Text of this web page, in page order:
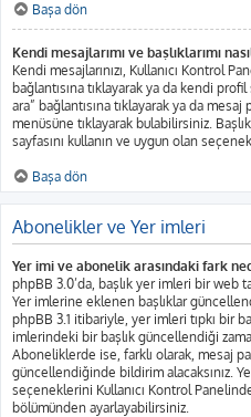
Başa dön
Kendi mesajlarımı ve başlıklarımı
Kendi mesajlarınızı, Kullanıcı Kontrol
bağlantısına tıklayarak ya da kendi profil
ara” bağlantısına tıklayarak ya da mesaj
menüsüne tıklayarak bulabilirsiniz.
sayfasını kullanın ve uygun olan
Başa dön
Abonelikler ve Yer imleri
Yer imi ve abonelik arasındaki fark
phpBB 3.0’da, başlık yer imleri bir web
Yer imlerine eklenen başlıklar
phpBB 3.1 itibariyle, yer imleri tıpkı bir
imlerindeki bir başlık güncellendiği
Aboneliklerde ise, farklı olarak, mesaj
güncellendiğinde bildirim alacaksınız.
seçeneklerini Kullanıcı Kontrol
bölümünden ayarlayabilirsiniz.